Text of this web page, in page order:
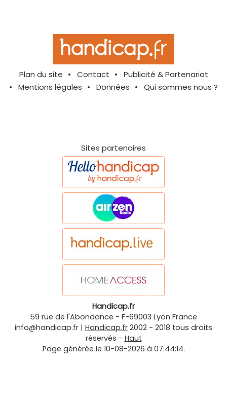
Plan du site Contact
Publicité & Partenariat
Mentions légales
Données Qui sommes nous ?
Sites partenaires
Handicap.fr
59 rue de l'Abondance - F-69003 Lyon France
info@handicap.fr | Handicap.fr 2002 - 2018 tous droits
réservés - Haut
Page générée le 10-08-2026 à 07:44:14.